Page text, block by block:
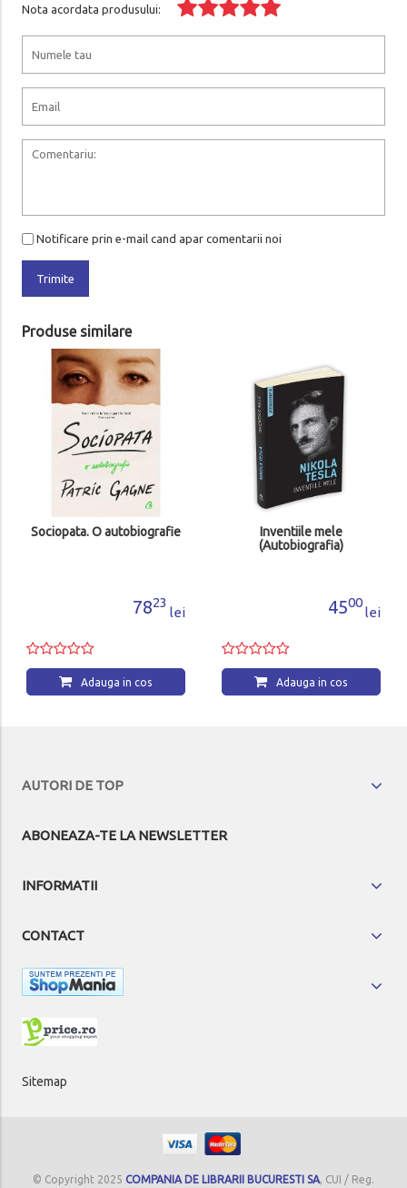
Nota acordata produsului:
Notificare prin e-mail cand apar comentarii noi
Trimite
Produse similare
Sociopata. O autobiografie
7823
lei
Adauga in cos
Inventiile mele
(Autobiografia)
4500
lei
Adauga in cos
AUTORI DE TOP
ABONEAZA-TE LA NEWSLETTER
INFORMATII
CONTACT
Sitemap
© Copyright 2025 COMPANIA DE LIBRARII BUCURESTI SA, CUI / Reg.